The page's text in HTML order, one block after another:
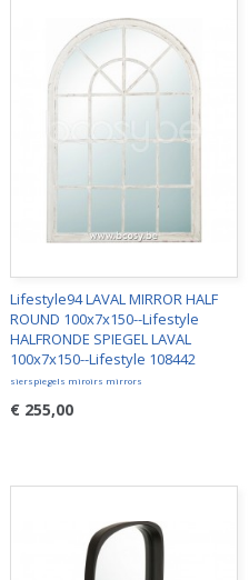
Lifestyle94 LAVAL MIRROR HALF
ROUND 100x7x150--Lifestyle
HALFRONDE SPIEGEL LAVAL
100x7x150--Lifestyle 108442
sierspiegels miroirs mirrors
€ 255,00